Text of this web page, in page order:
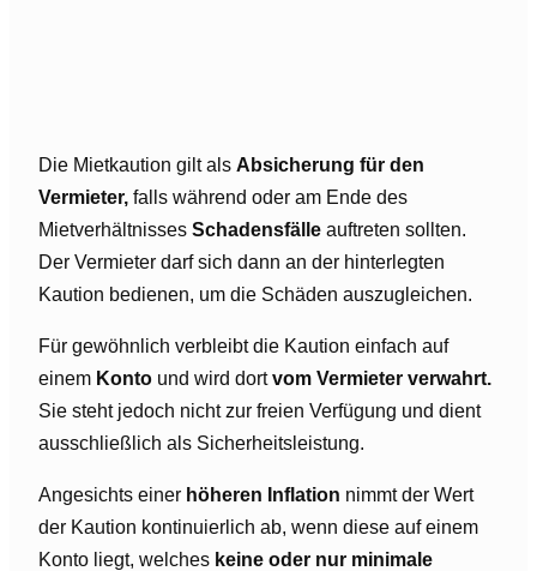
Die Mietkaution gilt als Absicherung für den
Vermieter, falls während oder am Ende des
Mietverhältnisses Schadensfälle auftreten sollten.
Der Vermieter darf sich dann an der hinterlegten
Kaution bedienen, um die Schäden auszugleichen.
Für gewöhnlich verbleibt die Kaution einfach auf
einem Konto und wird dortvom Vermieter verwahrt.
Sie steht jedoch nicht zur freien Verfügung und dient
ausschließlich als Sicherheitsleistung.
Angesichts einer höheren Inflation nimmt der Wert
der Kaution kontinuierlich ab, wenn diese auf einem
Konto liegt, welches keine oder nur minimale